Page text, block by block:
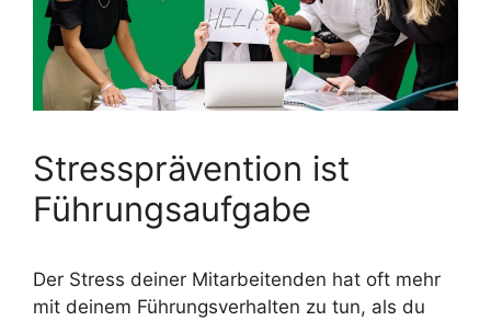
Stressprävention ist
Führungsaufgabe
Der Stress deiner Mitarbeitenden hat oft mehr
mit deinem Führungsverhalten zu tun, als du